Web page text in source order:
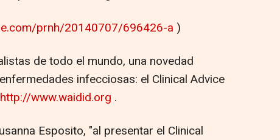
prnh/20140707/696426-a )
de todo el mundo, una novedad
infecciosas: el Clinical Advice
http://www.waidid.org .
Esposito, "al presentar el Clinical